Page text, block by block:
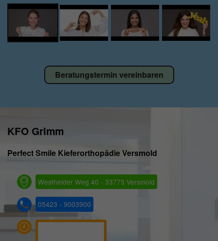
Beratungstermin vereinbaren
KFO Grimm
Perfect Smile Kieferorthopädie Versmold
Westheider Weg 40 - 33775 Versmold
05423 - 9003900